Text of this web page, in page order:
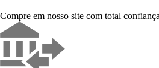
Compre em nosso site com total confiança